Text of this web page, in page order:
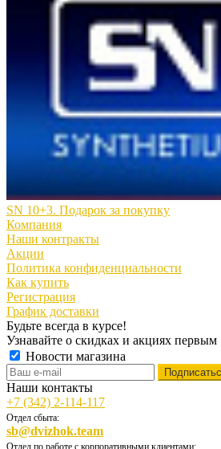
SN 10+3. Подарок за покупку
Компания
Наши контракты
Акции
Политика конфиденциальности
Как купить
Регистрация
График доставки
Будьте всегда в курсе!
Узнавайте о скидках и акциях первым
Новости магазина
Наши контакты
+7 (342) 2-114-117
Отдел сбыта:
sb@dvizhok.team